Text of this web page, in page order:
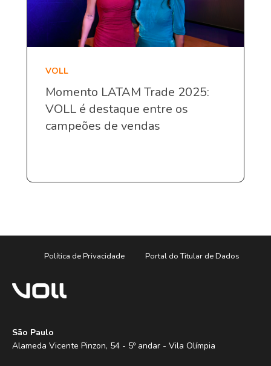
VOLL
Momento LATAM Trade 2025:
VOLL é destaque entre os
campeões de vendas
Política de Privacidade Portal do Titular de Dados
São Paulo
Alameda Vicente Pinzon, 54 - 5º andar - Vila Olímpia